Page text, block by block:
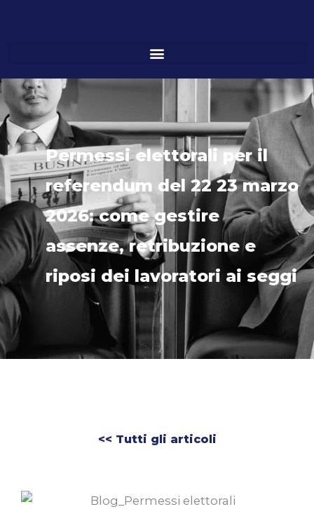
Permessi elettorali per il
referendum del 22 23 marzo
2026: come gestire
assenze, retribuzione e
riposi dei lavoratori ai seggi
<< Tutti gli articoli